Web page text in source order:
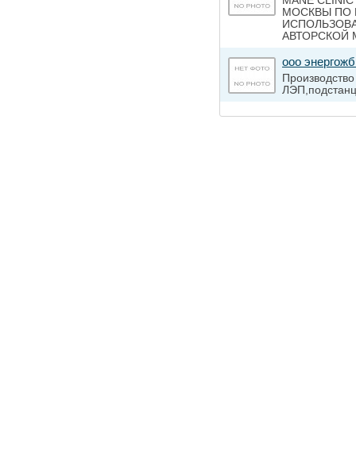
МОСКВЫ ПО
АВТОРСКОЙ
ооо